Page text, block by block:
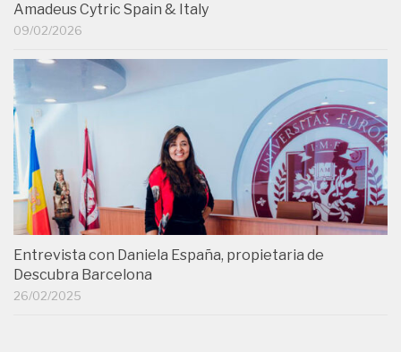
Amadeus Cytric Spain & Italy
09/02/2026
Entrevista con Daniela España, propietaria de
Descubra Barcelona
26/02/2025